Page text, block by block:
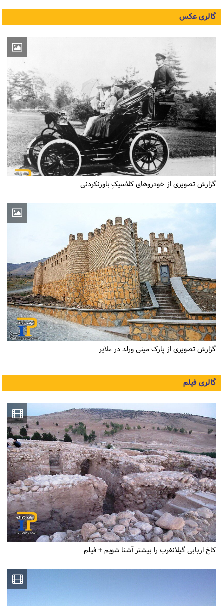
گالری عکس
گزارش تصویری از خودروهای کلاسیکِ باورنکردنی
گزارش تصویری از پارک مینی ورلد در ملایر
گالری فیلم
کاخ اربابی گیلانغرب را بیشتر آشنا شویم + فیلم